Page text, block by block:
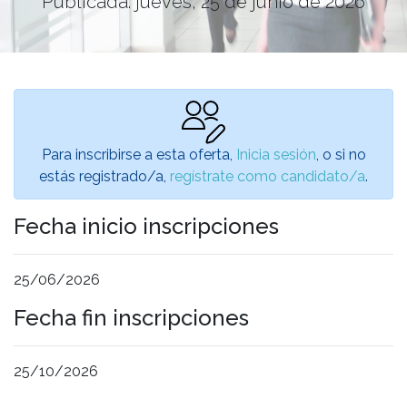
Para inscribirse a esta oferta, Inicia sesión , o si no
estás registrado/a, regístrate como candidato/a.
Fecha inicio inscripciones
25/06/2026
Fecha fin inscripciones
25/10/2026